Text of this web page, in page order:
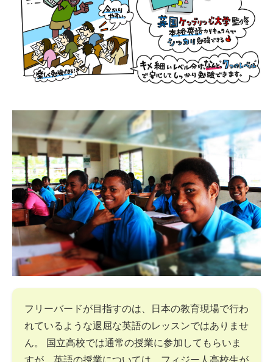
フリーバードが目指すのは、日本の教育現場で行わ
れているような退屈な英語のレッスンではありませ
ん。 国立高校では通常の授業に参加してもらいま
すが、英語の授業については、フィジー人高校生が